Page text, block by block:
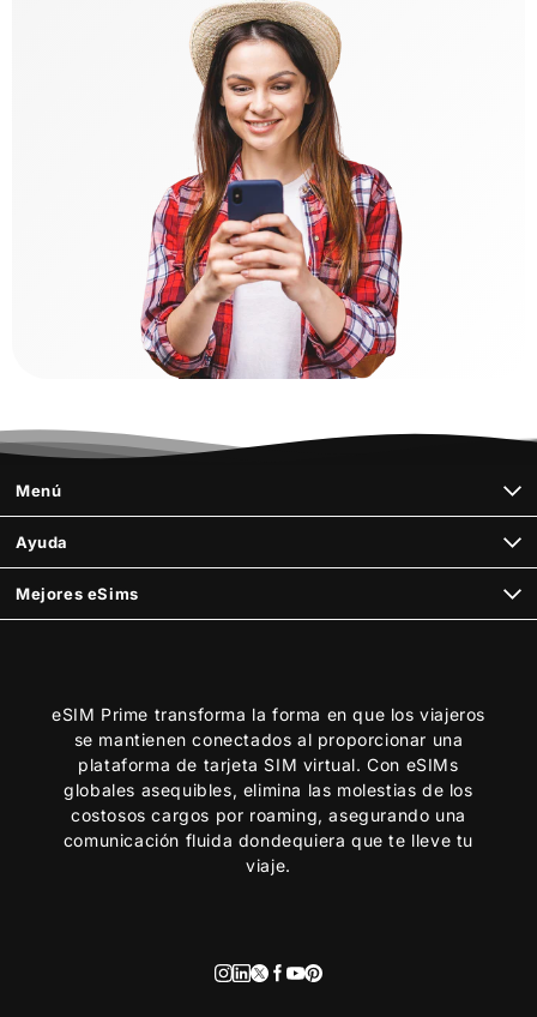
Menú
Ayuda
Mejores eSims
eSIM Prime transforma la forma en que los viajeros
se mantienen conectados al proporcionar una
plataforma de tarjeta SIM virtual. Con eSIMs
globales asequibles, elimina las molestias de los
costosos cargos por roaming, asegurando una
comunicación fluida dondequiera que te lleve tu
viaje.